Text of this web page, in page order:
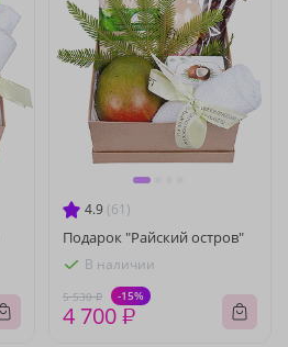
4.9 (61)
Подарок "Райский остров"
В наличии
5 530 ₽ -15%
4 700 ₽